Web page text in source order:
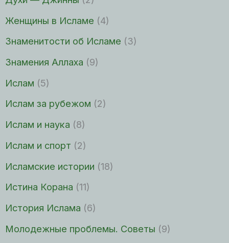
Женщины в Исламе (4)
Знаменитости об Исламе (3)
Знамения Аллаха (9)
Ислам (5)
Ислам за рубежом (2)
Ислам и наука (8)
Ислам и спорт (2)
Исламские истории (18)
Истина Корана (11)
История Ислама (6)
Молодежные проблемы. Советы (9)